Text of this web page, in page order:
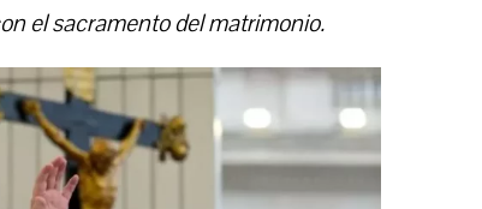
el sacramento del matrimonio.